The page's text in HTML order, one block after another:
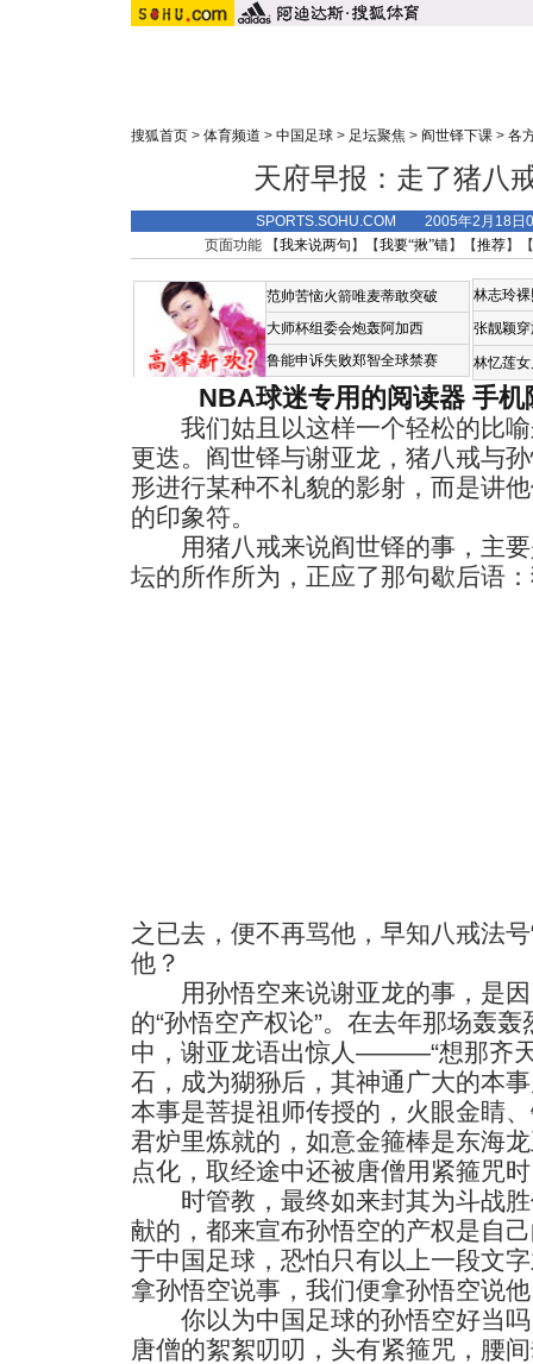
搜狐首页 > 体育频道 > 中国足球 > 足坛聚焦 > 阎世铎下课 > 各
天府早报：走了猪八
SPORTS.SOHU.COM 2005年2月18日
页面功能 【我来说两句 】【我要“揪”错】【推荐】
范帅苦恼火箭唯麦蒂敢突破
大师杯组委会炮轰阿加西
鲁能申诉失败郑智全球禁赛
林志玲
张靓颖
林忆莲
NBA球迷专用的阅读器 手机
我们姑且以这样一个轻松的比喻
更迭。阎世铎与谢亚龙，猪八戒与
形进行某种不礼貌的影射，而是讲
的印象符。
用猪八戒来说阎世铎的事，主要
坛的所作所为，正应了那句歇后
之已去，便不再骂他，早知八戒法
他？
用孙悟空来说谢亚龙的事，是因
的“孙悟空产权论”。在去年那场轰
中，谢亚龙语出惊人———“想那齐
石，成为猢狲后，其神通广大的本
本事是菩提祖师传授的，火眼金睛
君炉里炼就的，如意金箍棒是东海
点化，取经途中还被唐僧用紧箍咒时
时管教，最终如来封其为斗战胜
献的，都来宣布孙悟空的产权是自
于中国足球，恐怕只有以上一段文
拿孙悟空说事，我们便拿孙悟空说
你以为中国足球的孙悟空好当吗
唐僧的絮絮叨叨，头有紧箍咒，腰